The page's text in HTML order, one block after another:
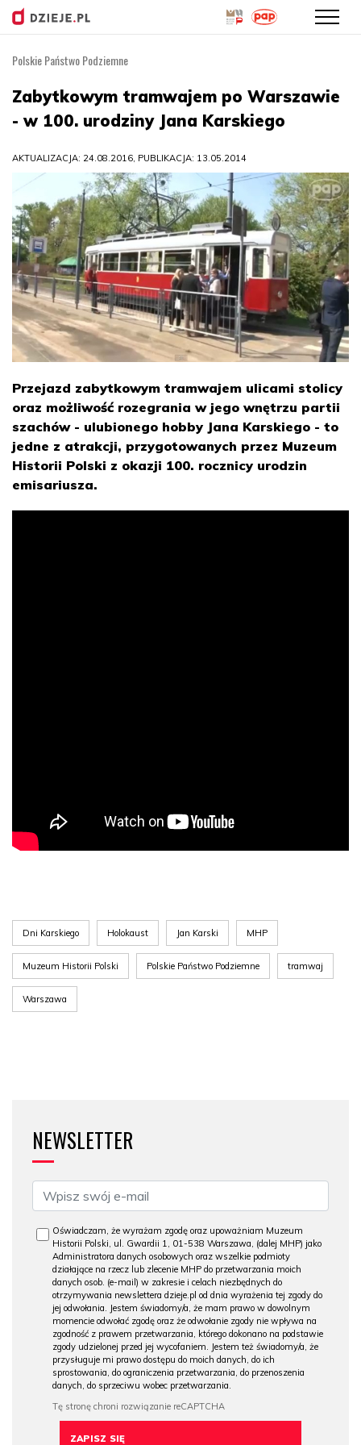
treści
Polskie Państwo Podziemne
Zabytkowym tramwajem po Warszawie
- w 100. urodziny Jana Karskiego
AKTUALIZACJA: 24.08.2016, PUBLIKACJA: 13.05.2014
Przejazd zabytkowym tramwajem ulicami stolicy
oraz możliwość rozegrania w jego wnętrzu partii
szachów - ulubionego hobby Jana Karskiego - to
jedne z atrakcji, przygotowanych przez Muzeum
Historii Polski z okazji 100. rocznicy urodzin
emisariusza.
Dni Karskiego Holokaust Jan Karski MHP
Muzeum Historii Polski Polskie Państwo Podziemne tramwaj
Warszawa
NEWSLETTER
Oświadczam, że wyrażam zgodę oraz upoważniam Muzeum
Historii Polski, ul. Gwardii 1, 01-538 Warszawa, (dalej MHP) jako
Administratora danych osobowych oraz wszelkie podmioty
działające na rzecz lub zlecenie MHP do przetwarzania moich
danych osob. (e-mail) w zakresie i celach niezbędnych do
otrzymywania newslettera dzieje.pl od dnia wyrażenia tej zgody do
jej odwołania. Jestem świadomy/a, że mam prawo w dowolnym
momencie odwołać zgodę oraz że odwołanie zgody nie wpływa na
zgodność z prawem przetwarzania, którego dokonano na podstawie
zgody udzielonej przed jej wycofaniem. Jestem też świadomy/a, że
przysługuje mi prawo dostępu do moich danych, do ich
sprostowania, do ograniczenia przetwarzania, do przenoszenia
danych, do sprzeciwu wobec przetwarzania.